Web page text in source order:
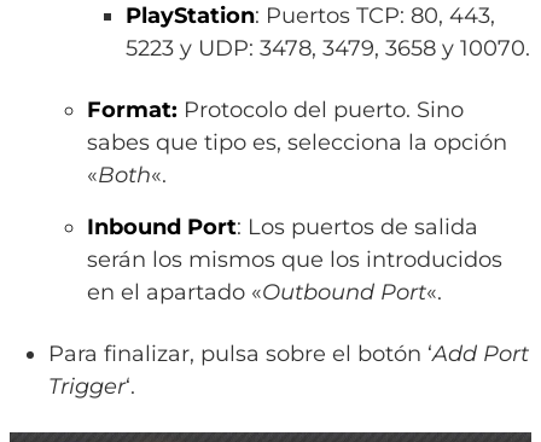
PlayStation: Puertos TCP: 80, 443,
5223 y UDP: 3478, 3479, 3658 y 10070.
Format: Protocolo del puerto. Sino
sabes que tipo es, selecciona la opción
«Both«.
Inbound Port: Los puertos de salida
serán los mismos que los introducidos
en el apartado «Outbound Port«.
Para finalizar, pulsa sobre el botón ‘Add Port
Trigger‘.